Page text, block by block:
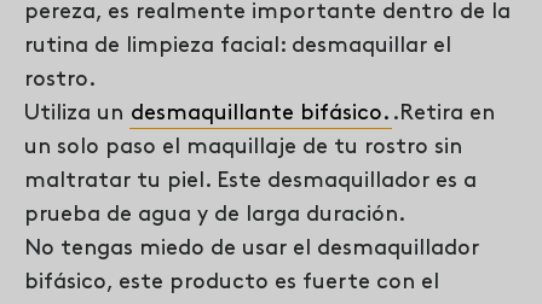
pereza, es realmente importante dentro de la
rutina de limpieza facial: desmaquillar el
rostro.
Utiliza un desmaquillante bifásico. .Retira en
un solo paso el maquillaje de tu rostro sin
maltratar tu piel. Este desmaquillador es a
prueba de agua y de larga duración.
No tengas miedo de usar el desmaquillador
bifásico, este producto es fuerte con el